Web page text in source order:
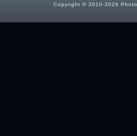
Copyright © 2010-2026